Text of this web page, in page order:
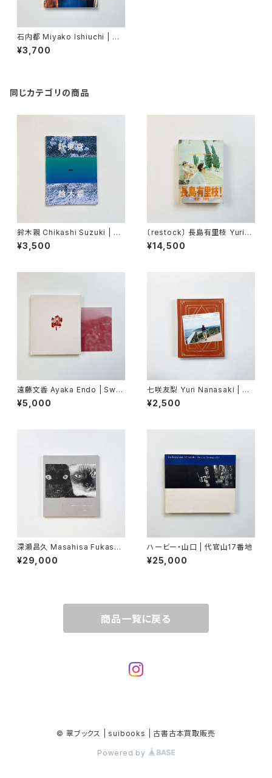
石内都 Miyako Ishiuchi | 幼
き衣へ = Childhood garmen
ts
¥3,700
同じカテゴリの商品
鈴木親 Chikashi Suzuki | 新
東京
¥3,500
〔restock〕 長島有里枝 Yurie
Nagashima | Pastime para
dise
¥14,500
遠藤文香 Ayaka Endo | Swa
ying Flowers
¥5,000
七咲友梨 Yuri Nanasaki | 朝
になれば鳥たちが騒ぎだすだろ
う
¥2,500
深瀬昌久 Masahisa Fukase
"Wonderful Days"
¥29,000
ハービー・山口 | 代官山17番地
¥25,000
商品一覧に戻る
© 翠ブックス | suibooks | 古書古本買取販売
Powered by